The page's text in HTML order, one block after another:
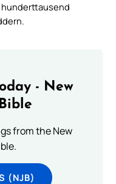
hunderttausend
- New
from the New
(NJB)